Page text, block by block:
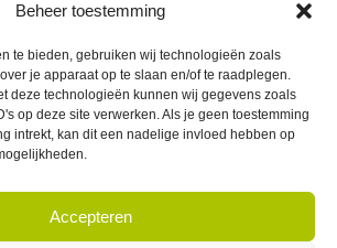
Beheer toestemming
te bieden, gebruiken wij technologieën zoals
je apparaat op te slaan en/of te raadplegen.
deze technologieën kunnen wij gegevens zoals
op deze site verwerken. Als je geen toestemming
intrekt, kan dit een nadelige invloed hebben op
Accepteren
advies.be
Vesta Advies ©
2026 Alle rechten
Privacy & Policy